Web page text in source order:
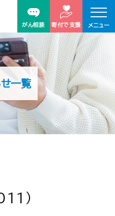
がん相談 寄付で支援 メニュー
一覧
）